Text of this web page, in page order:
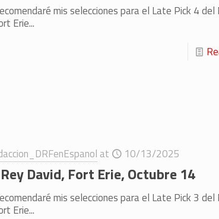
mis selecciones para el Late Pick 4
Erie...
at 10/13/2025
David, Fort Erie, Octubre 14
mis selecciones para el Late Pick 3
Erie...